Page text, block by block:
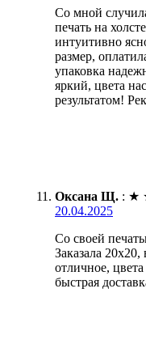
Со мной
печать на
интуитивно
размер,
упаковка
яркий, цвета
результатом!
Оксана Щ. : ★
20.04.2025
Со своей
Заказала
отличное,
быстрая